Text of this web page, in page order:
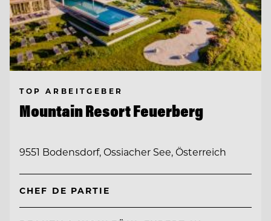
TOP ARBEITGEBER
Mountain Resort Feuerberg
9551 Bodensdorf, Ossiacher See, Österreich
CHEF DE PARTIE